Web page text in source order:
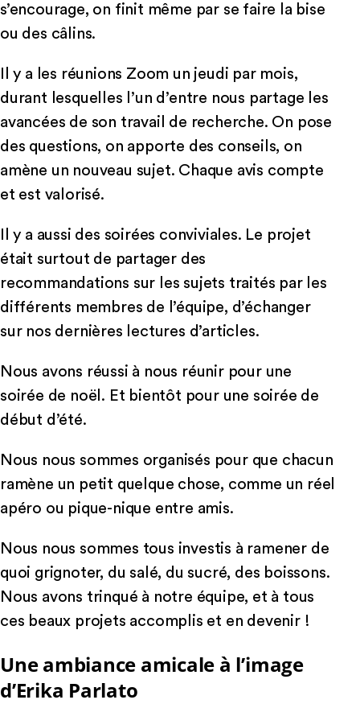
s’encourage, on finit même par se faire la bise
ou des câlins.
Il y a les réunions Zoom un jeudi par mois,
durant lesquelles l’un d’entre nous partage les
avancées de son travail de recherche. On pose
des questions, on apporte des conseils, on
amène un nouveau sujet. Chaque avis compte
et est valorisé.
Il y a aussi des soirées conviviales. Le projet
était surtout de partager des
recommandations sur les sujets traités par les
différents membres de l’équipe, d’échanger
sur nos dernières lectures d’articles.
Nous avons réussi à nous réunir pour une
soirée de noël. Et bientôt pour une soirée de
début d’été.
Nous nous sommes organisés pour que chacun
ramène un petit quelque chose, comme un réel
apéro ou pique-nique entre amis.
Nous nous sommes tous investis à ramener de
quoi grignoter, du salé, du sucré, des boissons.
Nous avons trinqué à notre équipe, et à tous
ces beaux projets accomplis et en devenir !
Une ambiance amicale à l’image
d’Erika Parlato